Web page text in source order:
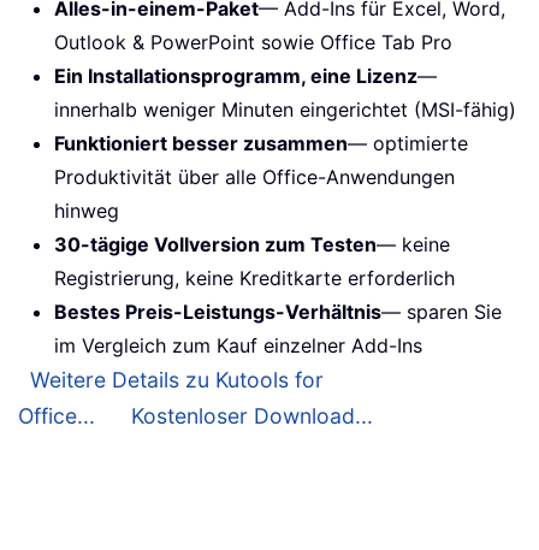
Alles-in-einem-Paket— Add-Ins für Excel, Word,
Outlook & PowerPoint sowie Office Tab Pro
Ein Installationsprogramm, eine Lizenz—
innerhalb weniger Minuten eingerichtet (MSI-fähig)
Funktioniert besser zusammen— optimierte
Produktivität über alle Office-Anwendungen
hinweg
30-tägige Vollversion zum Testen— keine
Registrierung, keine Kreditkarte erforderlich
Bestes Preis-Leistungs-Verhältnis— sparen Sie
im Vergleich zum Kauf einzelner Add-Ins
Weitere Details zu Kutools for
Office...
Kostenloser Download...